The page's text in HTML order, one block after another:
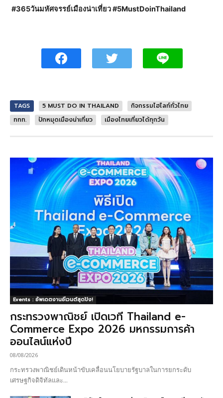
#365วันมหัศจรรย์เมืองน่าเที่ยว #5MustDoinThailand
TAGS 5 MUST DO IN THAILAND
กิจกรรมไฮไลท์ทั่วไทย
ททท.
ปักหมุดเมืองน่าเที่ยว เมืองไทยเที่ยวได้ทุกวัน
Events : อัพเดตงานอีเวนต์สุดปัง!
กระทรวงพาณิชย์ เปิดเวที Thailand e-
Commerce Expo 2026 มหกรรมการค้า
ออนไลน์แห่งปี
08/08/2026
กระทรวงพาณิชย์เดินหน้าขับเคลื่อนนโยบายรัฐบาลในการยกระดับ
เศรษฐกิจดิจิทัลและ...